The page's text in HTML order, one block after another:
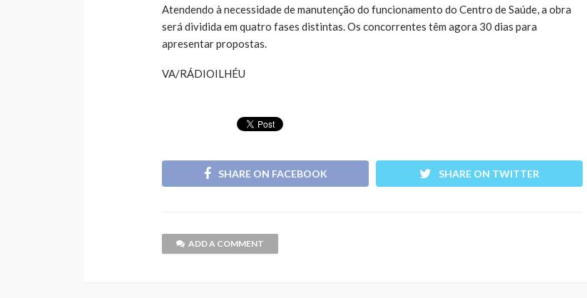
Atendendo à necessidade de manutenção do funcionamento do Centro de Saúde, a obra
será dividida em quatro fases distintas. Os concorrentes têm agora 30 dias para
apresentar propostas.
VA/RÁDIOILHÉU
SHARE ON FACEBOOK SHARE ON TWITTER
ADD A COMMENT